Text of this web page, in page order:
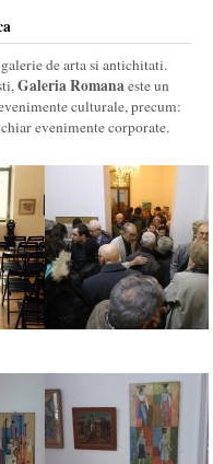
de arta si antichitati.
Galeria Romanaeste un
culturale, precum:
evenimente corporate.